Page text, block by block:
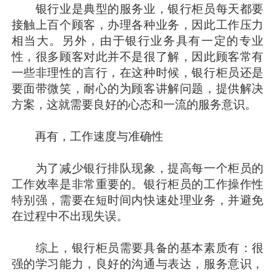
银行业是典型的服务业，银行柜员每天都要
接触上百个顾客，办理各种业务，因此工作压力
相当大。另外，由于银行业务具有一定的专业
性，很多顾客对此并不是很了解，因此顾客常有
一些非理性的言行，在这种时候，银行柜员还是
要面带微笑，耐心的为顾客讲解问题，提供解决
方案，这就需要良好的心态和一流的服务意识。
再有，工作速度与准确性
为了减少银行排队现象，提高每一个柜员的
工作效率是非常重要的。银行柜员的工作操作性
特别强，需要在短时间内快速处理业务，并避免
在过程中不出现失误。
综上，银行柜员需要具备的基本素质有：很
强的学习能力，良好的沟通与表达，服务意识，